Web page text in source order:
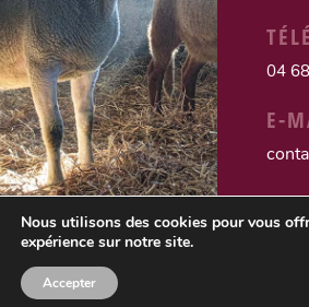
04
E-
Nous utilisons des cookies pour vous
expérience sur notre site.
Accepter